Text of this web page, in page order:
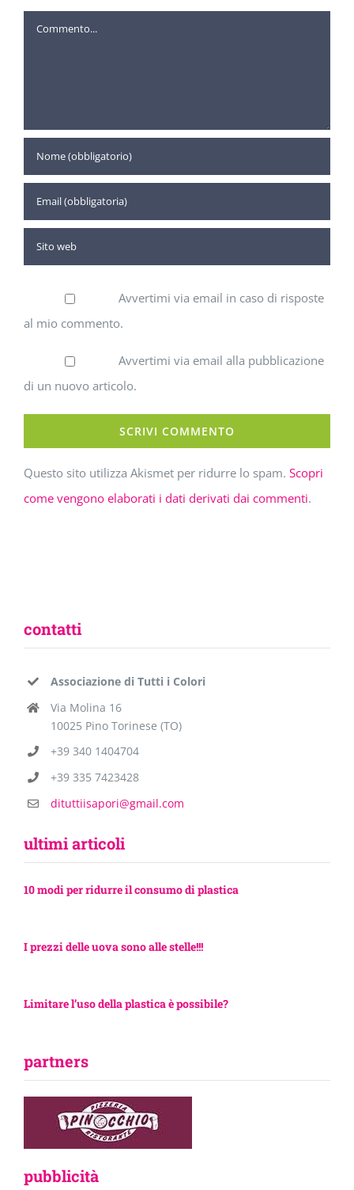
Commento
Avvertimi via email in caso di risposte
al mio commento.
Avvertimi via email alla pubblicazione
di un nuovo articolo.
Questo sito utilizza Akismet per ridurre lo spam. Scopri
come vengono elaborati i dati derivati dai commenti.
contatti
Associazione di Tutti i Colori
Via Molina 16
10025 Pino Torinese (TO)
+39 340 1404704
+39 335 7423428
dituttiisapori@gmail.com
ultimi articoli
10 modi per ridurre il consumo di plastica
I prezzi delle uova sono alle stelle!!!
Limitare l’uso della plastica è possibile?
partners
pubblicità